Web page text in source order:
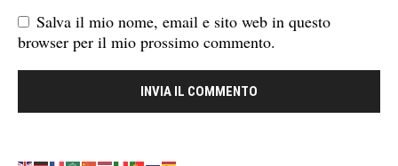
Salva il mio nome, email e sito web in questo
browser per il mio prossimo commento.